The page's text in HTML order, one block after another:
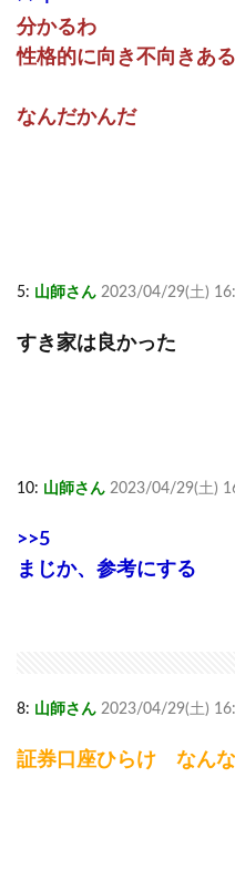
分かるわ
性格的に向き不向きあ
なんだかんだ
5: 山師さん 2023/04/29(土)
すき家は良かった
10: 山師さん 2023/04/29(土)
>>5
まじか、参考にする
8: 山師さん 2023/04/29(土)
証券口座ひらけ なん